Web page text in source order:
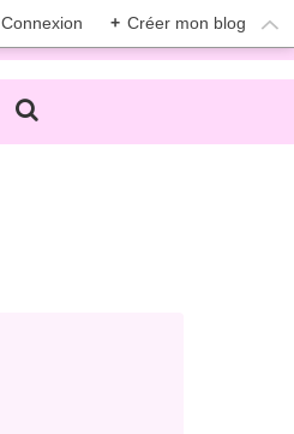
Connexion + Créer mon blog